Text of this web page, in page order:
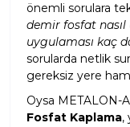
önemli sorulara
demir fosfat nasıl
uygulaması kaç
sorularda netlik
gereksiz yere
Oysa METALON-
Fosfat Kaplama,